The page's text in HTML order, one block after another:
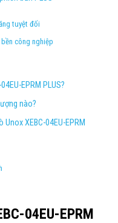
tuyệt đối
công nghiệp
EPRM PLUS?
nào?
XEBC-04EU-EPRM
04EU-EPRM